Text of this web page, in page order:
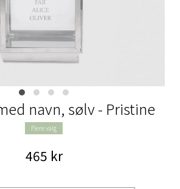
navn, sølv - Pristine
Flere valg
465 kr